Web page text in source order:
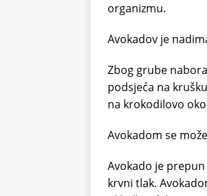
organizmu.
Avokadov je
Zbog grube
podsjeća na
na krokodilovo
Avokadom se
Avokado je
krvni tlak.